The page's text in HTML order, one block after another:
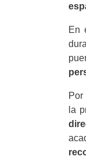
En
Por
la